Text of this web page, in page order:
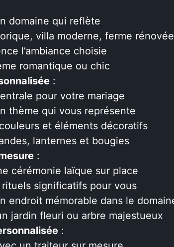
domaine qui reflète
villa moderne, ferme rénovée
l’ambiance choisie
romantique ou chic
:
pour votre mariage
thème qui vous représente
et éléments décoratifs
lanternes et bougies
:
cérémonie laïque sur place
significatifs pour vous
endroit mémorable dans le
jardin fleuri ou arbre majestueux
: